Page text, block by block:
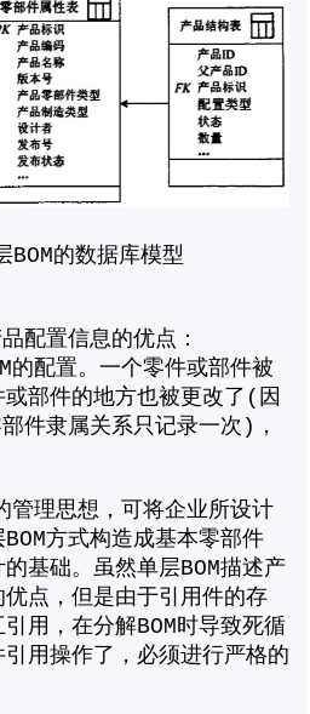
的数据库模型
配置信息的优点：
配置。一个零件或部件被
部件的地方也被更改了(因
件隶属关系只记录一次)，
理思想，可将企业所设计
方式构造成基本零部件
基础。虽然单层BOM描述产
点，但是由于引用件的存
用，在分解BOM时导致死循
用操作了，必须进行严格的